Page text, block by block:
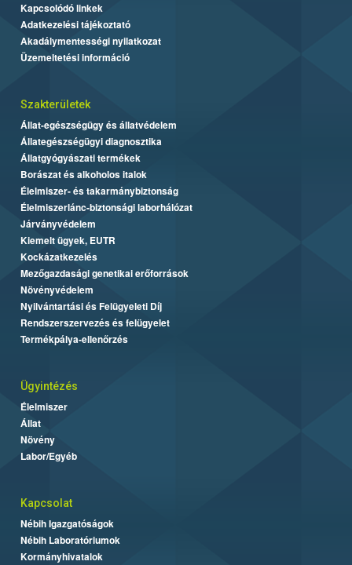
Kapcsolódó linkek
Adatkezelési tájékoztató
Akadálymentességi nyilatkozat
Üzemeltetési információ
Szakterületek
Állat-egészségügy és állatvédelem
Állategészségügyi diagnosztika
Állatgyógyászati termékek
Borászat és alkoholos italok
Élelmiszer- és takarmánybiztonság
Élelmiszerlánc-biztonsági laborhálózat
Járványvédelem
Kiemelt ügyek, EUTR
Kockázatkezelés
Mezőgazdasági genetikai erőforrások
Növényvédelem
Nyilvántartási és Felügyeleti Díj
Rendszerszervezés és felügyelet
Termékpálya-ellenőrzés
Ügyintézés
Élelmiszer
Állat
Növény
Labor/Egyéb
Kapcsolat
Nébih Igazgatóságok
Nébih Laboratóriumok
Kormányhivatalok